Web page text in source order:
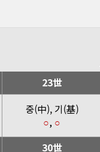
23世
중(中), 기(基)
○, ○
30世